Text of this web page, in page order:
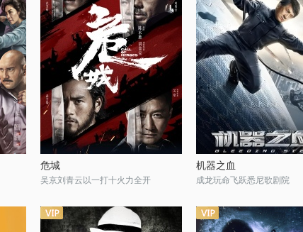
危城
吴京刘青云以一打十火力全开
机器之血
成龙玩命飞跃悉尼歌剧院